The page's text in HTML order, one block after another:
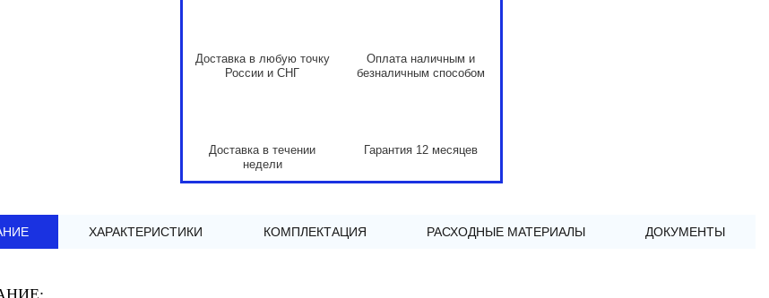
Доставка в любую точку
России и СНГ
Оплата наличным и
безналичным способом
Доставка в течении
недели
Гарантия 12 месяцев
ХАРАКТЕРИСТИКИ КОМПЛЕКТАЦИЯ РАСХОДНЫЕ МАТЕРИАЛЫ ДОКУМЕНТЫ